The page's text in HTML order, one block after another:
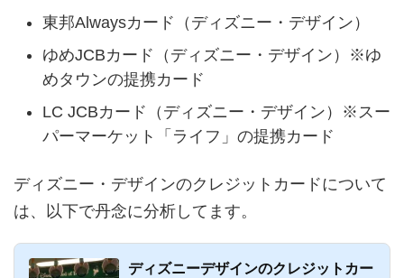
東邦Alwaysカード（ディズニー・デザイン）
ゆめJCBカード（ディズニー・デザイン）※ゆ
めタウンの提携カード
LC JCBカード（ディズニー・デザイン）※スー
パーマーケット「ライフ」の提携カード
ディズニー・デザインのクレジットカードについて
は、以下で丹念に分析してます。
ディズニーデザインのクレジットカー